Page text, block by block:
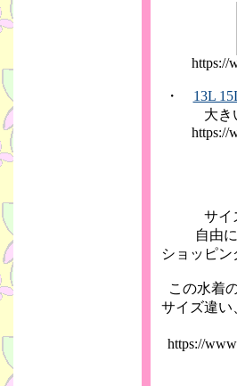
https://
・ 13L
大き
https://
サイ
自由
ショッピ
この水着
サイズ違い
https://